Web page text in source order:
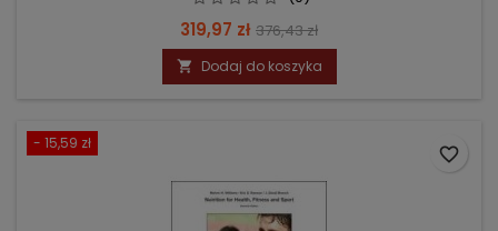
Cena
319,97 zł Cena
podstawowa
376,43 zł
 Dodaj do koszyka
- 15,59 zł
favorite_border